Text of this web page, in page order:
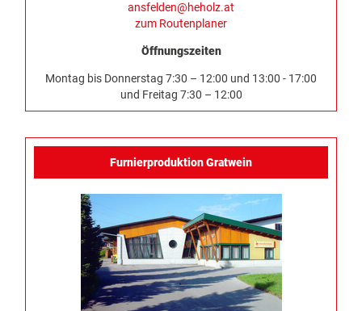
ansfelden@heholz.at
zum Routenplaner
Öffnungszeiten
Montag bis Donnerstag 7:30 – 12:00 und 13:00 - 17:00
und Freitag 7:30 – 12:00
Furnierproduktion Gratwein